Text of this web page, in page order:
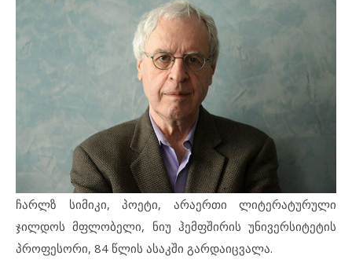
ჩარლზ სიმიკი, პოეტი, არაერთი ლიტერატურული
ჯილდოს მფლობელი, ნიუ ჰემფშირის უნივერსიტეტის
პროფესორი, 84 წლის ასაკში გარდაიცვალა.